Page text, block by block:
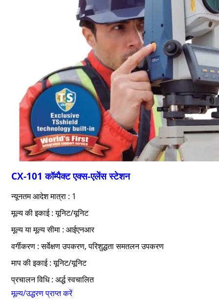
CX-101 कॉम्पैक्ट एक्स-एलेंस स्टेशन
न्यूनतम आदेश मात्रा : 1
मूल्य की इकाई : यूनिट/यूनिट
मूल्य या मूल्य सीमा : आईएनआर
वर्गीकरण : सर्वेक्षण उपकरण, परिशुद्धता समतलन उपकरण
माप की इकाई : यूनिट/यूनिट
प्रचालन विधि : अर्द्ध स्वचालित
मूल्य/उद्धरण प्राप्त करें